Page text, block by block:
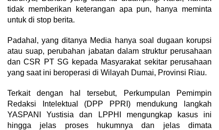
tidak memberikan keterangan apa pun, hanya meminta
untuk di stop berita.
Padahal, yang ditanya Media hanya soal dugaan korupsi
atau suap, perubahan jabatan dalam struktur perusahaan
dan CSR PT SG kepada Masyarakat sekitar perusahaan
yang saat ini beroperasi di Wilayah Dumai, Provinsi Riau.
Terkait dengan hal tersebut, Perkumpulan Pemimpin
Redaksi Intelektual (DPP PPRI) mendukung langkah
YASPANI Yustisia dan LPPHI mengungkap kasus ini
hingga jelas proses hukumnya dan jelas dimata